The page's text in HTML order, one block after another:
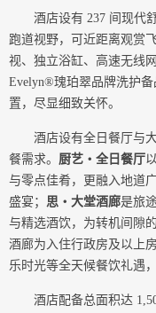
酒店设有 237 间现代
跑道视野，可近距离观赏
视、独立浴缸、高速无线
Evelyn®瑰珀翠品牌洗护
置，尽显细致关怀。
酒店设有全日餐厅与
餐需求。 厨艺・全日餐厅
与零点佳肴，更融入地道
盛宴； 思・大堂酒廊是旅
与精选酒饮，为转机间隙
酒廊为入住行政房及以上
乐时光等全天候餐饮礼遇
酒店配备总面积达